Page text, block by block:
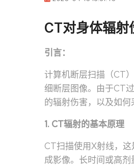
CT对身体辐射
引言：
计算机断层扫描（CT
细断层图像。由于CT
的辐射伤害，以及如何
1. CT辐射的基本原理
CT扫描使用X射线，
成影像。长时间或高剂